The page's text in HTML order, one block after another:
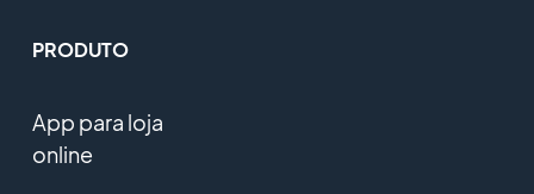
PRODUTO
App para loja
online